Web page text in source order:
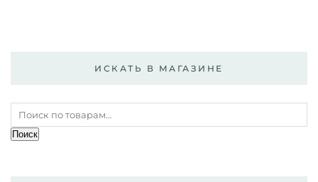
ИСКАТЬ В МАГАЗИНЕ
Искать:
Поиск